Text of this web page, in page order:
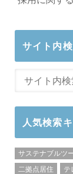
サイト内
人気検索
サステナブルツ
二拠点居住
テ